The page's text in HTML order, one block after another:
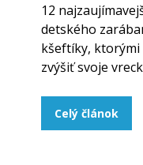
12
detského
kšeftíky, ktorými
zvýšiť svoje
Celý článok